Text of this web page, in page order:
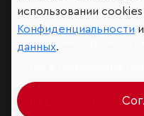
Подписаться на
Обратная связь
VK
RAEX Образование
использовании
Конфиденциальности и
данных.